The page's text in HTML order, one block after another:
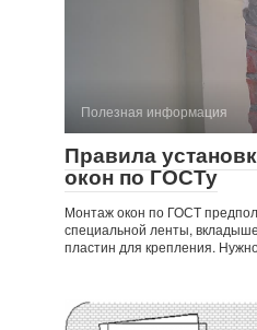
Полезная информация
Правила
окон по ГОСТу
Монтаж окон по ГОСТ
специальной ленты,
пластин для крепления.